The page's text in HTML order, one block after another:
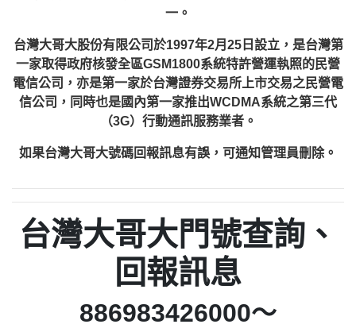
一。
台灣大哥大股份有限公司於1997年2月25日設立，是台灣第
一家取得政府核發全區GSM1800系統特許營運執照的民營
電信公司，亦是第一家於台灣證券交易所上市交易之民營電
信公司，同時也是國內第一家推出WCDMA系統之第三代
（3G）行動通訊服務業者。
如果台灣大哥大號碼回報訊息有誤，可通知管理員刪除。
台灣大哥大門號查詢、
回報訊息
886983426000～